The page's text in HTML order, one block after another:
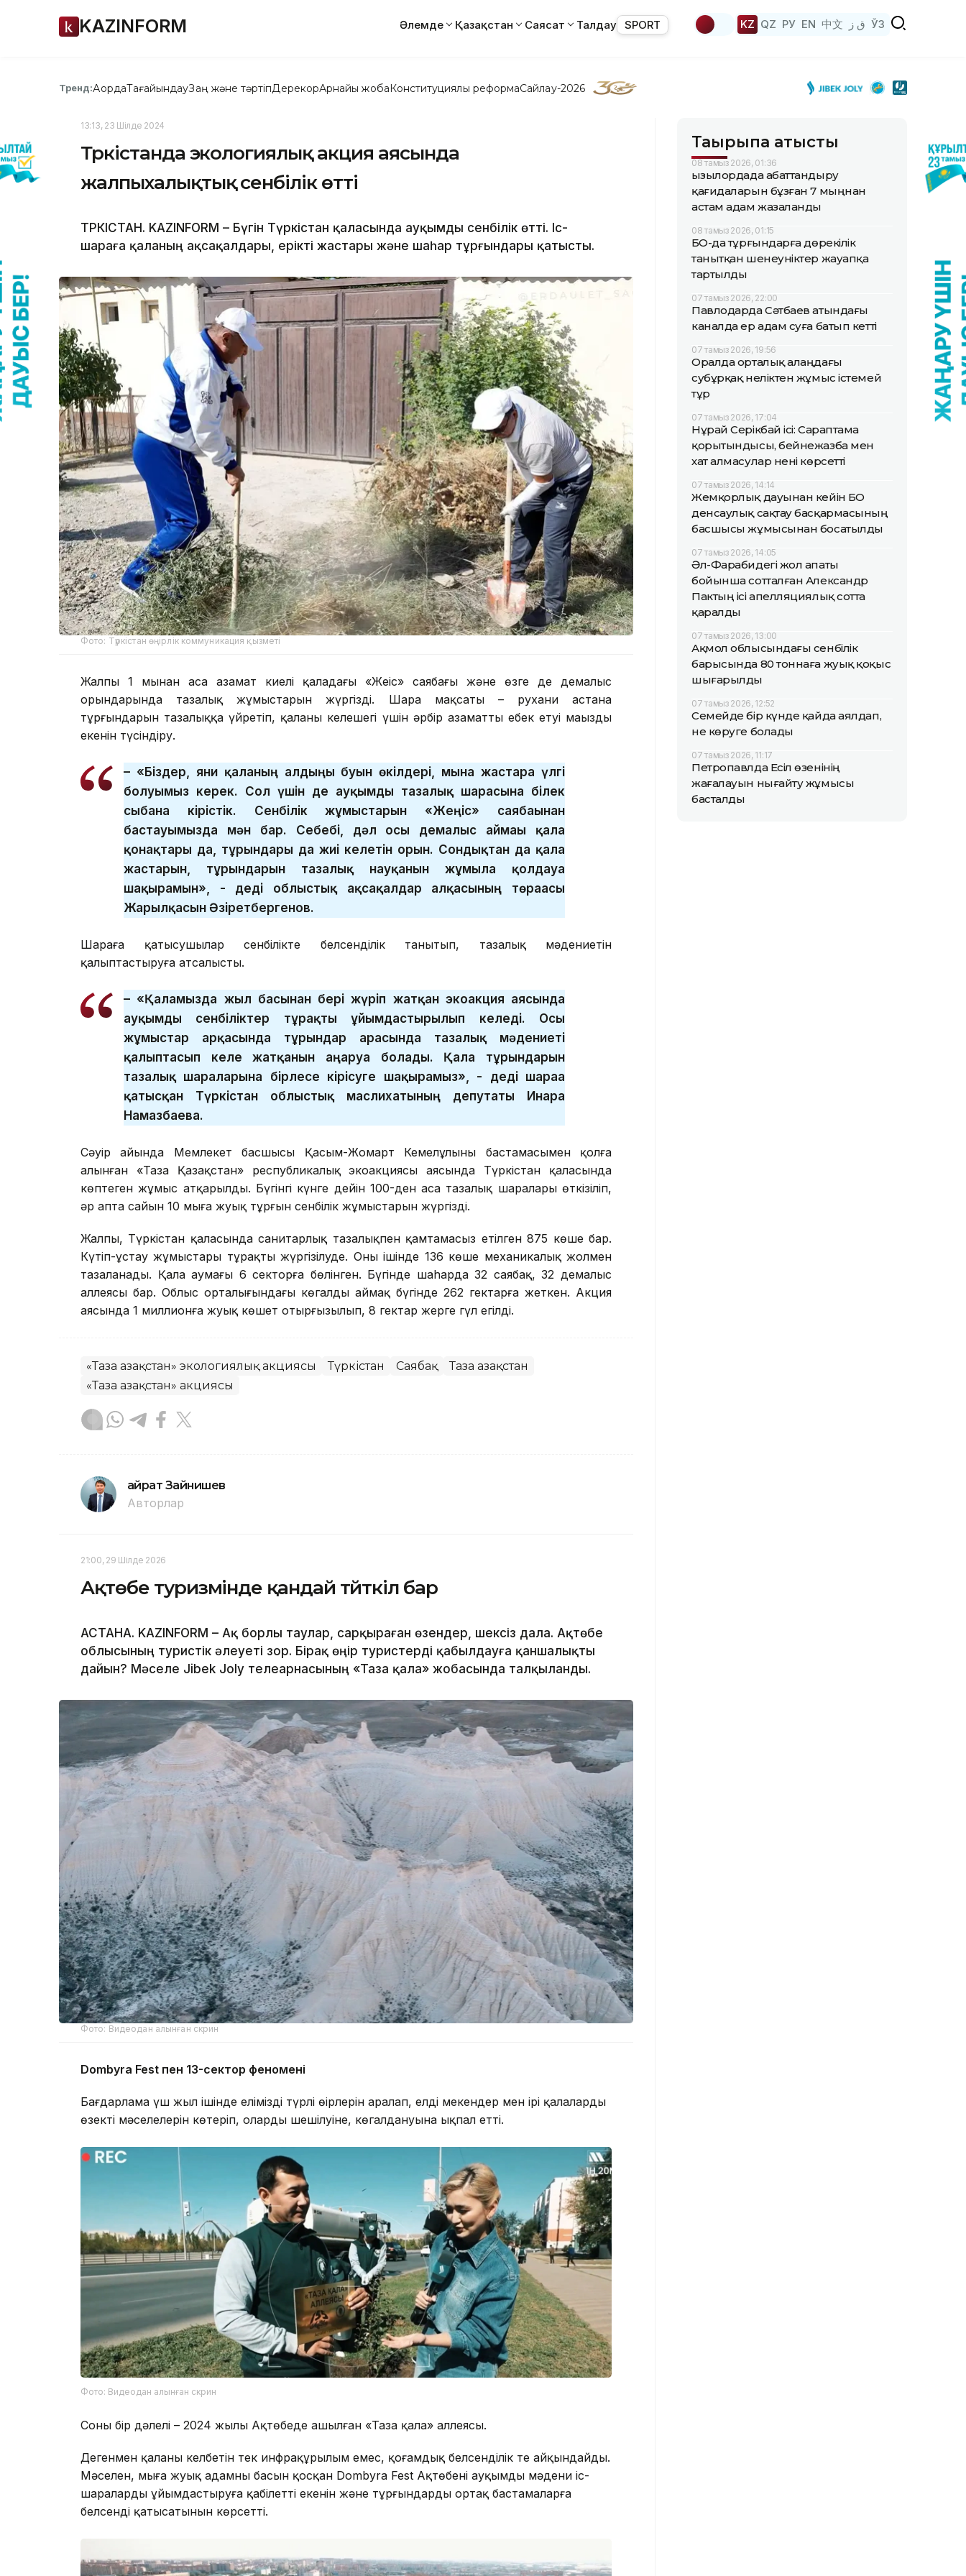
KAZINFORM Әлемде Қазақстан Саясат Талдау SPORT KZ QZ РУ EN 中文 ق ز ЎЗ
Тренд:АқордаТағайындауЗаң және тәртіпДерекқорАрнайы жобаКонституциялық реформаСайлау-2026
13:13, 23 Шілде 2024
Түркістанда экологиялық акция аясында
жалпыхалықтық сенбілік өтті
ТҮРКІСТАН. KAZINFORM – Бүгін Түркістан қаласында ауқымды сенбілік өтті. Іс-
шараға қаланың ақсақалдары, ерікті жастары және шаһар тұрғындары қатысты.
Фото: Түркістан өңірлік коммуникация қызметі
Жалпы 1 мыңнан аса азамат киелі қаладағы «Жеңіс» саябағы және өзге де демалыс
орындарында тазалық жұмыстарын жүргізді. Шара мақсаты – рухани астана
тұрғындарын тазалыққа үйретіп, қаланың келешегі үшін әрбір азаматтың еңбек етуі маңызды
екенін түсіндіру.
– «Біздер, яғни қаланың алдыңғы буын өкілдері, мына жастарға үлгі
болуымыз керек. Сол үшін де ауқымды тазалық шарасына білек
сыбана кірістік. Сенбілік жұмыстарын «Жеңіс» саябағынан
бастауымызда мән бар. Себебі, дәл осы демалыс аймағы қала
қонақтары да, тұрғындары да жиі келетін орын. Сондықтан да қала
жастарын, тұрғындарын тазалық науқанын жұмыла қолдауға
шақырамын», - деді облыстық ақсақалдар алқасының төрағасы
Жарылқасын Әзіретбергенов.
Шараға қатысушылар сенбілікте белсенділік танытып, тазалық мәдениетін
қалыптастыруға атсалысты.
– «Қаламызда жыл басынан бері жүріп жатқан экоакция аясында
ауқымды сенбіліктер тұрақты ұйымдастырылып келеді. Осы
жұмыстар арқасында тұрғындар арасында тазалық мәдениеті
қалыптасып келе жатқанын аңғаруға болады. Қала тұрғындарын
тазалық шараларына бірлесе кірісуге шақырамыз», - деді шараға
қатысқан Түркістан облыстық маслихатының депутаты Инара
Намазбаева.
Сәуір айында Мемлекет басшысы Қасым-Жомарт Кемелұлының бастамасымен қолға
алынған «Таза Қазақстан» республикалық экоакциясы аясында Түркістан қаласында
көптеген жұмыс атқарылды. Бүгінгі күнге дейін 100-ден аса тазалық шаралары өткізіліп,
әр апта сайын 10 мыңға жуық тұрғын сенбілік жұмыстарын жүргізді.
Жалпы, Түркістан қаласында санитарлық тазалықпен қамтамасыз етілген 875 көше бар.
Күтіп-ұстау жұмыстары тұрақты жүргізілуде. Оның ішінде 136 көше механикалық жолмен
тазаланады. Қала аумағы 6 секторға бөлінген. Бүгінде шаhарда 32 саябақ, 32 демалыс
аллеясы бар. Облыс орталығындағы көгалды аймақ бүгінде 262 гектарға жеткен. Акция
аясында 1 миллионға жуық көшет отырғызылып, 8 гектар жерге гүл егілді.
«Таза Қазақстан» экологиялық акциясы Түркістан Саябақ
Таза Қазақстан
«Таза Қазақстан» акциясы
Қайрат Зайнишев
Авторлар
21:00, 29 Шілде 2026
Ақтөбе туризмінде қандай түйткіл бар
АСТАНА. KAZINFORM – Ақ борлы таулар, сарқыраған өзендер, шексіз дала. Ақтөбе
облысының туристік әлеуеті зор. Бірақ өңір туристерді қабылдауға қаншалықты
дайын? Мәселе Jibek Joly телеарнасының «Таза қала» жобасында талқыланды.
Фото: Видеодан алынған скрин
Dombyra Fest пен 13-сектор феномені
Бағдарлама үш жыл ішінде еліміздің түрлі өңірлерін аралап, елді мекендер мен ірі қалалардың
өзекті мәселелерін көтеріп, олардың шешілуіне, көгалдануына ықпал етті.
Фото: Видеодан алынған скрин
Соның бір дәлелі – 2024 жылы Ақтөбеде ашылған «Таза қала» аллеясы.
Дегенмен қаланың келбетін тек инфрақұрылым емес, қоғамдық белсенділік те айқындайды.
Мәселен, мыңға жуық адамның басын қосқан Dombyra Fest Ақтөбенің ауқымды мәдени іс-
шараларды ұйымдастыруға қабілетті екенін және тұрғындардың ортақ бастамаларға
белсенді қатысатынын көрсетті.
Тақырыпқа қатысты
08 тамыз 2026, 01:36
Қызылордада абаттандыру
қағидаларын бұзған 7 мыңнан
астам адам жазаланды
08 тамыз 2026, 01:15
БҚО-да тұрғындарға дөрекілік
танытқан шенеуніктер жауапқа
тартылды
07 тамыз 2026, 22:00
Павлодарда Сәтбаев атындағы
каналда ер адам суға батып кетті
07 тамыз 2026, 19:56
Оралда орталық алаңдағы
субұрқақ неліктен жұмыс істемей
тұр
07 тамыз 2026, 17:04
Нұрай Серікбай ісі: Сараптама
қорытындысы, бейнежазба мен
хат алмасулар нені көрсетті
07 тамыз 2026, 14:14
Жемқорлық дауынан кейін БҚО
денсаулық сақтау басқармасының
басшысы жұмысынан босатылды
07 тамыз 2026, 14:05
Әл-Фарабидегі жол апаты
бойынша сотталған Александр
Пактың ісі апелляциялық сотта
қаралды
07 тамыз 2026, 13:00
Ақмол облысындағы сенбілік
барысында 80 тоннаға жуық қоқыс
шығарылды
07 тамыз 2026, 12:52
Семейде бір күнде қайда аялдап,
не көруге болады
07 тамыз 2026, 11:17
Петропавлда Есіл өзенінің
жағалауын нығайту жұмысы
басталды